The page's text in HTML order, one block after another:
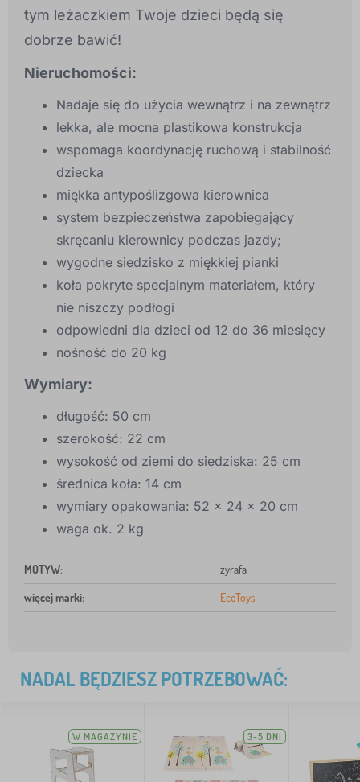
tym leżaczkiem Twoje dzieci będą się
dobrze bawić!
Nieruchomości:
Nadaje się do użycia wewnątrz i na zewnątrz
lekka, ale mocna plastikowa konstrukcja
wspomaga koordynację ruchową i stabilność
dziecka
miękka antypoślizgowa kierownica
system bezpieczeństwa zapobiegający
skręcaniu kierownicy podczas jazdy;
wygodne siedzisko z miękkiej pianki
koła pokryte specjalnym materiałem, który
nie niszczy podłogi
odpowiedni dla dzieci od 12 do 36 miesięcy
nośność do 20 kg
Wymiary:
długość: 50 cm
szerokość: 22 cm
wysokość od ziemi do siedziska: 25 cm
średnica koła: 14 cm
wymiary opakowania: 52 x 24 x 20 cm
waga ok. 2 kg
MOTYW: żyrafa
więcej marki: EcoToys
NADAL BĘDZIESZ POTRZEBOWAĆ:
W MAGAZYNIE 3-5 DNI